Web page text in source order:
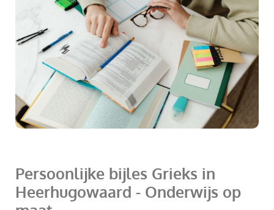
Persoonlijke bijles Grieks in
Heerhugowaard - Onderwijs op